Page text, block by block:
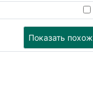
Показать